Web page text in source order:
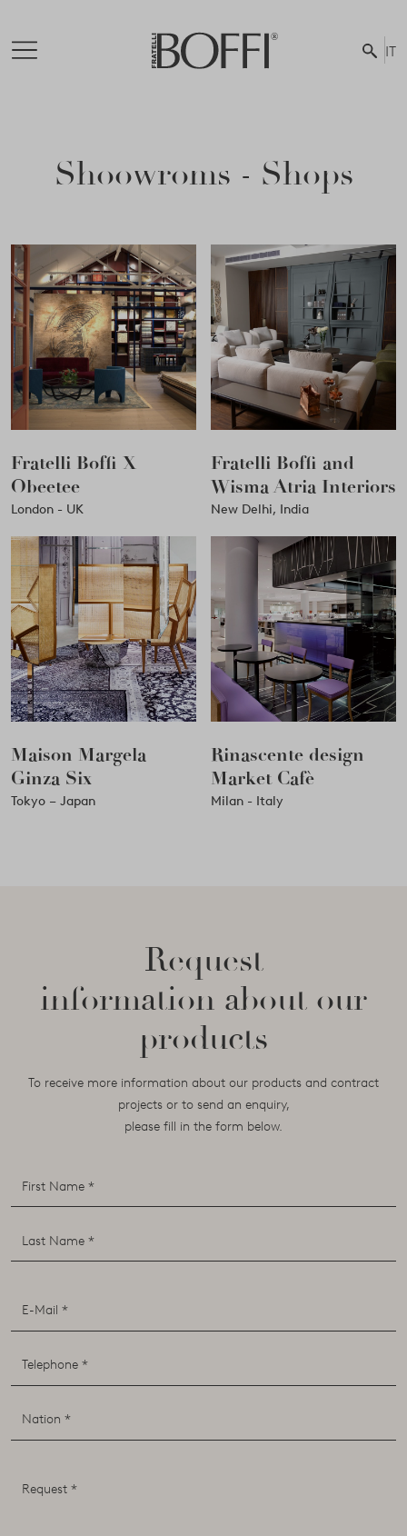
IT
Shoowroms - Shops
Fratelli Boffi X
Obeetee
London - UK
Fratelli Boffi and
Wisma Atria Interiors
New Delhi, India
Maison Margela
Ginza Six
Tokyo – Japan
Rinascente design
Market Cafè
Milan - Italy
Request
information about our
products
To receive more information about our products and contract
projects or to send an enquiry,
please fill in the form below.